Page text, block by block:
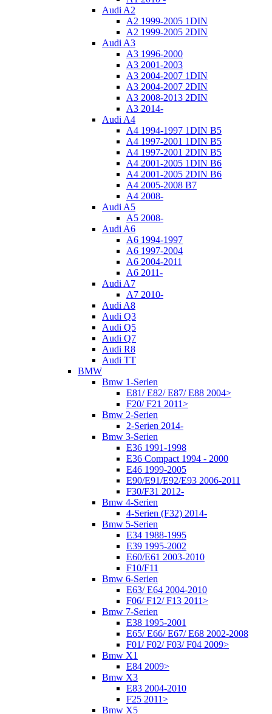
Audi A2
A2 1999-2005 1DIN
A2 1999-2005 2DIN
Audi A3
A3 1996-2000
A3 2001-2003
A3 2004-2007 1DIN
A3 2004-2007 2DIN
A3 2008-2013 2DIN
A3 2014-
Audi A4
A4 1994-1997 1DIN B5
A4 1997-2001 1DIN B5
A4 1997-2001 2DIN B5
A4 2001-2005 1DIN B6
A4 2001-2005 2DIN B6
A4 2005-2008 B7
A4 2008-
Audi A5
A5 2008-
Audi A6
A6 1994-1997
A6 1997-2004
A6 2004-2011
A6 2011-
Audi A7
A7 2010-
Audi A8
Audi Q3
Audi Q5
Audi Q7
Audi R8
Audi TT
BMW
Bmw 1-Serien
E81/ E82/ E87/ E88 2004>
F20/ F21 2011>
Bmw 2-Serien
2-Serien 2014-
Bmw 3-Serien
E36 1991-1998
E36 Compact 1994 - 2000
E46 1999-2005
E90/E91/E92/E93 2006-2011
F30/F31 2012-
Bmw 4-Serien
4-Serien (F32) 2014-
Bmw 5-Serien
E34 1988-1995
E39 1995-2002
E60/E61 2003-2010
F10/F11
Bmw 6-Serien
E63/ E64 2004-2010
F06/ F12/ F13 2011>
Bmw 7-Serien
E38 1995-2001
E65/ E66/ E67/ E68 2002-2008
F01/ F02/ F03/ F04 2009>
Bmw X1
E84 2009>
Bmw X3
E83 2004-2010
F25 2011>
Bmw X5